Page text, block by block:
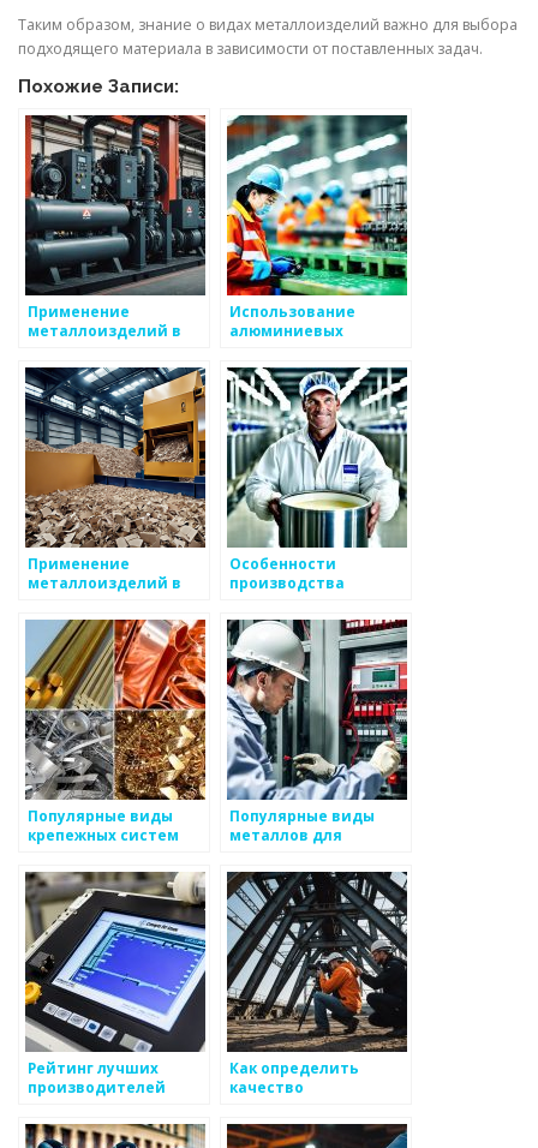
Таким образом, знание о видах металлоизделий важно для выбора
подходящего материала в зависимости от поставленных задач.
Похожие Записи:
Применение
металлоизделий в
Использование
алюминиевых
строительстве
Применение
металлоизделий в
Особенности
производства
металлоизделий
Популярные виды
крепежных систем
Популярные виды
металлов для
изделий
Рейтинг лучших
производителей
Как определить
качество
глаз